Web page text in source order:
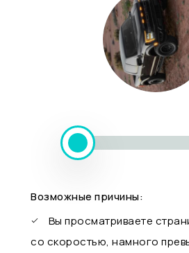
Возможные причины:
Вы просматриваете
со скоростью, намного